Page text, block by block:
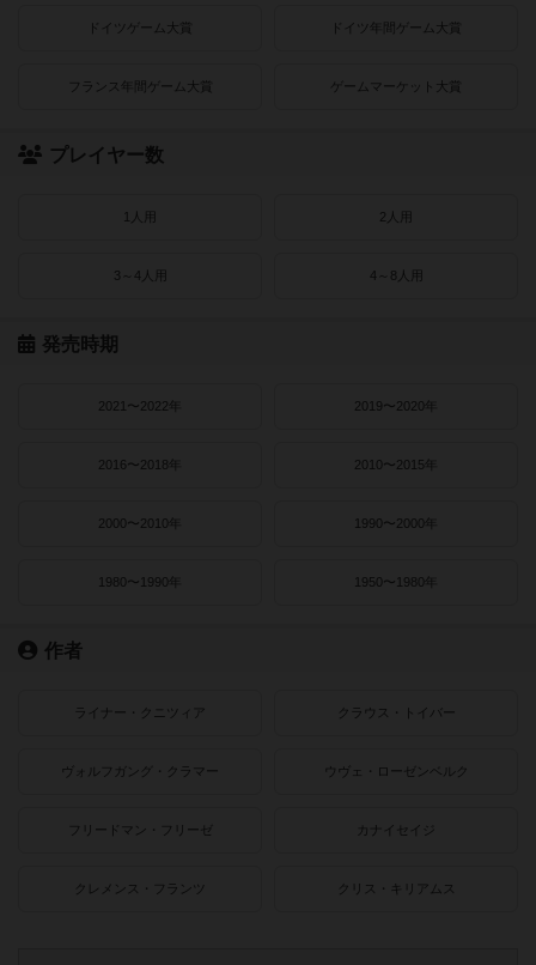
ドイツゲーム大賞 ドイツ年間ゲーム大賞
フランス年間ゲーム大賞 ゲームマーケット大賞
プレイヤー数
1人用 2人用
3～4人用 4～8人用
発売時期
2021〜2022年 2019〜2020年
2016〜2018年 2010〜2015年
2000〜2010年 1990〜2000年
1980〜1990年 1950〜1980年
作者
ライナー・クニツィア クラウス・トイバー
ヴォルフガング・クラマー ウヴェ・ローゼンベルク
フリードマン・フリーゼ カナイセイジ
クレメンス・フランツ クリス・キリアムス